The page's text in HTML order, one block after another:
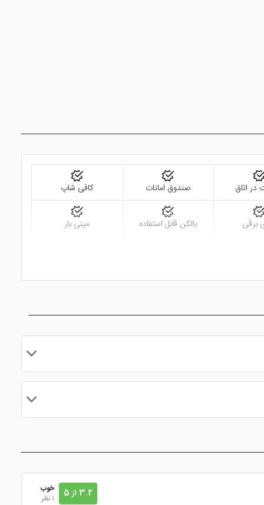
در اتاق صندوق امانات کافی شاپ
برقی بالکن قابل استفاده مینی بار
3.2 از 5
خوب
1 نظر